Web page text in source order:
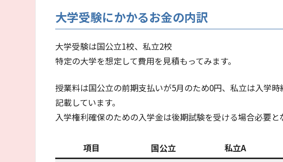
大学受験にかかるお金の内訳
大学受験は国公立1校、私立2校
特定の大学を想定して費用を見積もってみます。
授業料は国公立の前期支払いが5月のため0円、私立は入学
記載しています。
入学権利確保のための入学金は後期試験を受ける場合必要と
項目 国公立 私立A